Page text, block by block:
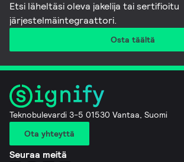
Etsi läheltäsi oleva jakelija tai sertifioitu
järjestelmäintegraattori.
Osta täältä
Teknobulevardi 3-5 01530 Vantaa, Suomi
Ota yhteyttä
Seuraa meitä